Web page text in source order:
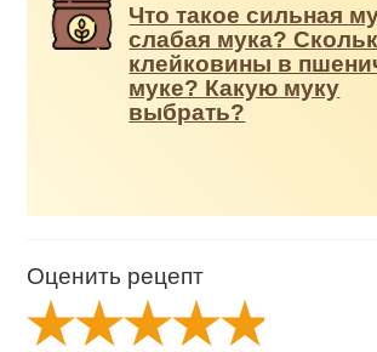
Что такое сильная
слабая мука?
клейковины в
муке? Какую муку
выбрать?
Оценить рецепт